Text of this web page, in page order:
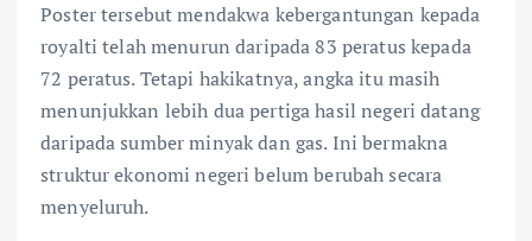
Poster tersebut mendakwa kebergantungan kepada
royalti telah menurun daripada 83 peratus kepada
72 peratus. Tetapi hakikatnya, angka itu masih
menunjukkan lebih dua pertiga hasil negeri datang
daripada sumber minyak dan gas. Ini bermakna
struktur ekonomi negeri belum berubah secara
menyeluruh.